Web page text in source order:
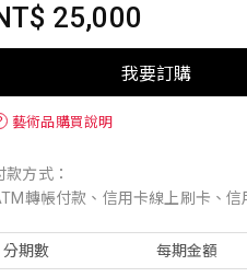
25,000
我要訂購
藝術品購買說明
款方式：
轉帳付款、信用卡線上刷卡、信
分期數 每期金額